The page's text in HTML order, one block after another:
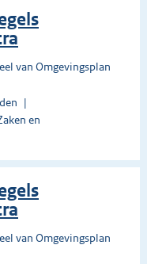
van Omgevingsplan
en
van Omgevingsplan